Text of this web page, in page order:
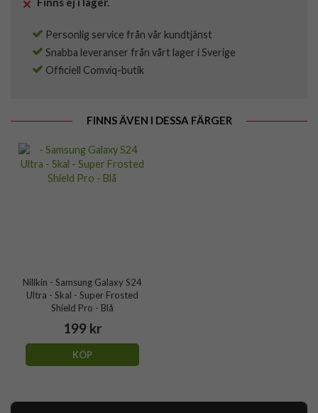
Personlig service från vår kundtjänst
Snabba leveranser från vårt lager i Sverige
Officiell Comviq-butik
FINNS ÄVEN I DESSA FÄRGER
Nillkin - Samsung Galaxy S24
Ultra - Skal - Super Frosted
Shield Pro - Blå
199 kr
KÖP